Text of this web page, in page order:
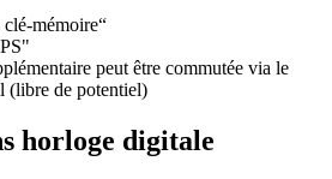
mémoire“
peut être commutée via le
(libre de potentiel)
horloge digitale